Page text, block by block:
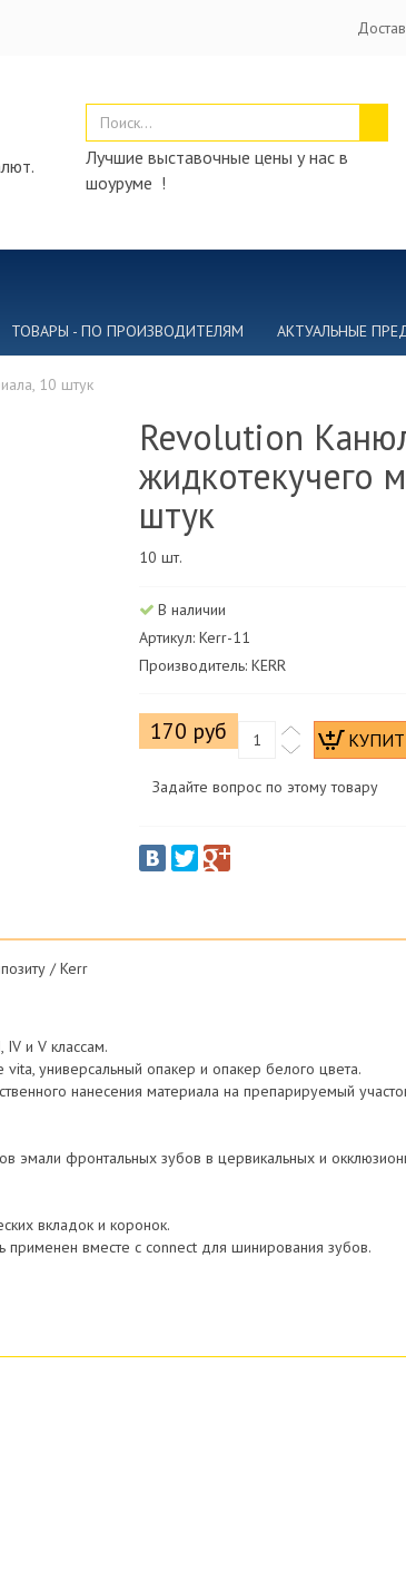
Лучшие выставочные цены у нас в
шоуруме !
ТОВАРЫ - ПО ПРОИЗВОДИТЕЛЯМ АКТУАЛЬНЫЕ
10 штук
Revolution
жидкотекучего
штук
10 шт.
В наличии
Артикул: Kerr-11
Производитель: KERR
170 руб
Задайте вопрос по этому товару
/ Kerr
и V классам.
универсальный опакер и опакер белого цвета.
нанесения материала на препарируемый
эмали фронтальных зубов в цервикальных и
вкладок и коронок.
вместе с connect для шинирования зубов.